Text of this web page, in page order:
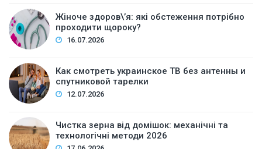
Жіноче здоров\’я: які обстеження потрібно
проходити щороку?
16.07.2026
Как смотреть украинское ТВ без антенны и
спутниковой тарелки
12.07.2026
Чистка зерна від домішок: механічні та
технологічні методи 2026